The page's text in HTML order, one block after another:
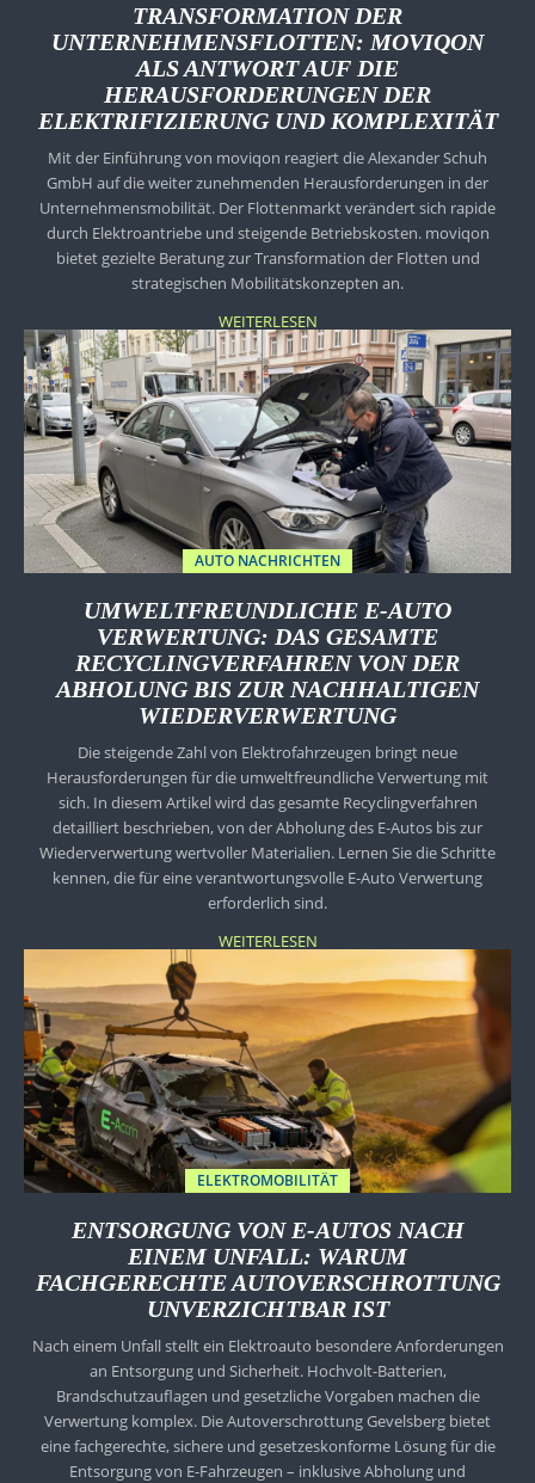
TRANSFORMATION DER
UNTERNEHMENSFLOTTEN: MOVIQON
ALS ANTWORT AUF DIE
HERAUSFORDERUNGEN DER
ELEKTRIFIZIERUNG UND KOMPLEXITÄT
Mit der Einführung von moviqon reagiert die Alexander Schuh
GmbH auf die weiter zunehmenden Herausforderungen in der
Unternehmensmobilität. Der Flottenmarkt verändert sich rapide
durch Elektroantriebe und steigende Betriebs­kosten. moviqon
bietet gezielte Beratung zur Transformation der Flotten und
strategischen Mobilitätskonzepten an.
WEITERLESEN
AUTO NACHRICHTEN
UMWELTFREUNDLICHE E-AUTO
VERWERTUNG: DAS GESAMTE
RECYCLINGVERFAHREN VON DER
ABHOLUNG BIS ZUR NACHHALTIGEN
WIEDERVERWERTUNG
Die steigende Zahl von Elektrofahrzeugen bringt neue
Herausforderungen für die umweltfreundliche Verwertung mit
sich. In diesem Artikel wird das gesamte Recyclingverfahren
detailliert beschrieben, von der Abholung des E-Autos bis zur
Wiederverwertung wertvoller Materialien. Lernen Sie die Schritte
kennen, die für eine verantwortungsvolle E-Auto Verwertung
erforderlich sind.
WEITERLESEN
ELEKTROMOBILITÄT
ENTSORGUNG VON E-AUTOS NACH
EINEM UNFALL: WARUM
FACHGERECHTE AUTOVERSCHROTTUNG
UNVERZICHTBAR IST
Nach einem Unfall stellt ein Elektroauto besondere Anforderungen
an Entsorgung und Sicherheit. Hochvolt-Batterien,
Brandschutzauflagen und gesetzliche Vorgaben machen die
Verwertung komplex. Die Autoverschrottung Gevelsberg bietet
eine fachgerechte, sichere und gesetzeskonforme Lösung für die
Entsorgung von E-Fahrzeugen – inklusive Abholung und